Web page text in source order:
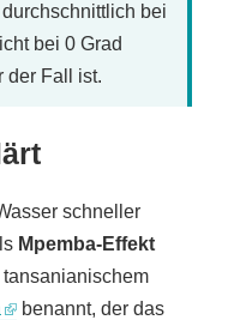
durchschnittlich bei
bei 0 Grad
der Fall ist.
schneller
Mpemba-Effekt
benannt, der das